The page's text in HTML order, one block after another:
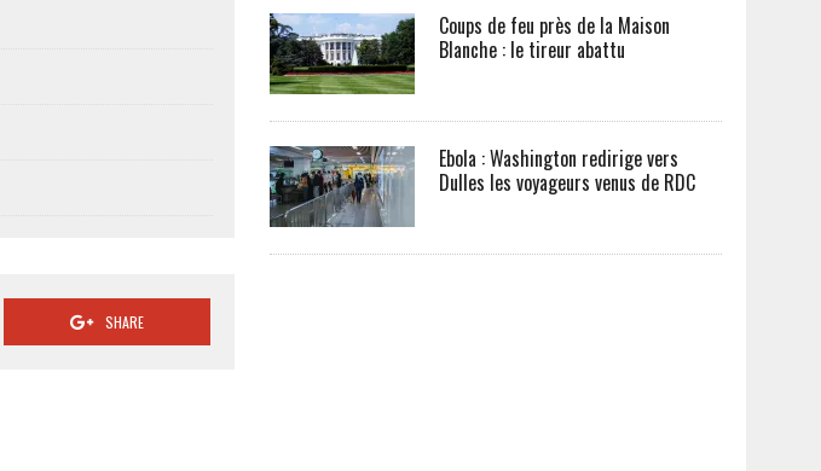
SHARE
Coups de feu près de la Maison
Blanche : le tireur abattu
Ebola : Washington redirige vers
Dulles les voyageurs venus de RDC